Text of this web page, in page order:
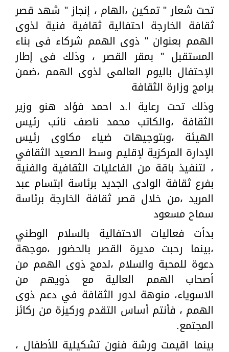
تحت شعار " تمكين ،الهام ، إنجاز " شهد قصر
ثقافة الخارجة احتفالية ثقافية فنية لذوى
الهمم بعنوان " ذوى الهمم شركاء فى بناء
المستقبل " بمقر القصر ، وذلك فى إطار
الإحتفال باليوم العالمى لذوى الهمم ،ضمن
برامج وزارة الثقافة
وذلك تحت رعاية ا.د احمد فؤاد هنو وزير
الثقافة ،والكاتب محمد ناصف نائب رئيس
الهيئة ،وبتوجيهات ضياء مكاوى رئيس
الإدارة المركزية لإقليم وسط الصعيد الثقافي
، لتنفيذ باقة من الفاعليات الثقافية والفنية
بفرع ثقافة الوادى الجديد برئاسة ابتسام عبد
المريد ،من خلال قصر ثقافة الخارجة برئاسة
سماح مسعود
بدأت فعاليات الاحتفالية بالسلام الوطني
،بينما رحبت مديرة القصر بالحضور ،موجهة
دعوة للمحبة والسلام ،لدمج ذوى الهمم من
أصحاب الهمم العالية مع ذويهم من
الاسوياء، منوهة لدور الثقافة في دعم ذوى
الهمم ، فأنتم أساس التقدم وركيزة من ركائز
المجتمع.
بينما اقيمت ورشة فنون تشكيلية للأطفال ،